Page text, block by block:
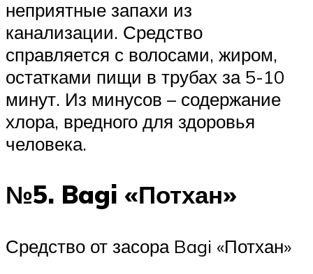
неприятные запахи из
канализации. Средство
справляется с волосами, жиром,
остатками пищи в трубах за 5-10
минут. Из минусов – содержание
хлора, вредного для здоровья
человека.
№5. Bagi «Потхан»
Средство от засора Bagi «Потхан»